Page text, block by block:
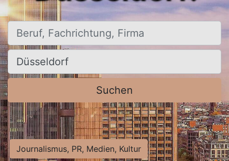
Beruf, Fachrichtung, Firma
Ort, Stadt
Suchen
Journalismus, PR, Medien, Kultur